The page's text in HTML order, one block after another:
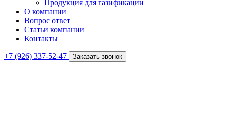
Продукция для газификации
О компании
Вопрос ответ
Статьи компании
Контакты
+7 (926) 337-52-47 Заказать звонок